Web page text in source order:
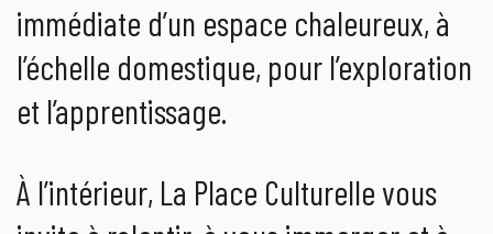
immédiate d’un espace chaleureux, à
l’échelle domestique, pour l’exploration
et l’apprentissage.
À l’intérieur, La Place Culturelle vous